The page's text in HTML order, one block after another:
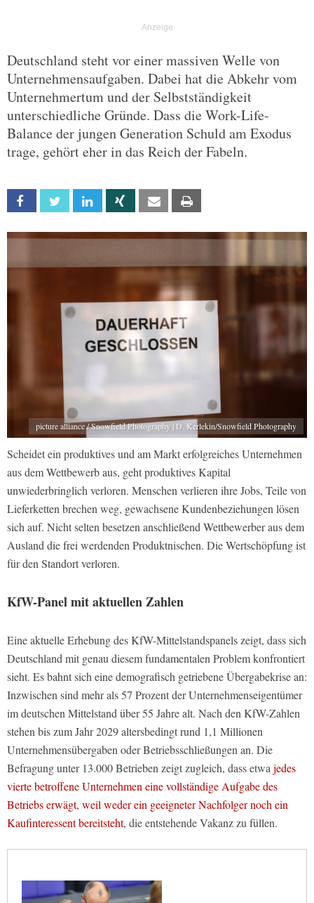
Deutschland steht vor einer massiven Welle von
Unternehmensaufgaben. Dabei hat die Abkehr vom
Unternehmertum und der Selbstständigkeit
unterschiedliche Gründe. Dass die Work-Life-
Balance der jungen Generation Schuld am Exodus
trage, gehört eher in das Reich der Fabeln.
Facebook Twitter Linkedin Xing Email
picture alliance / Snowfield Photography | D. Kerlekin/Snowfield Photography
Scheidet ein produktives und am Markt erfolgreiches Unternehmen
aus dem Wettbewerb aus, geht produktives Kapital
unwiederbringlich verloren. Menschen verlieren ihre Jobs, Teile von
Lieferketten brechen weg, gewachsene Kundenbeziehungen lösen
sich auf. Nicht selten besetzen anschließend Wettbewerber aus dem
Ausland die frei werdenden Produktnischen. Die Wertschöpfung ist
für den Standort verloren.
KfW-Panel mit aktuellen Zahlen
Eine aktuelle Erhebung des KfW-Mittelstandspanels zeigt, dass sich
Deutschland mit genau diesem fundamentalen Problem konfrontiert
sieht. Es bahnt sich eine demografisch getriebene Übergabekrise an:
Inzwischen sind mehr als 57 Prozent der Unternehmenseigentümer
im deutschen Mittelstand über 55 Jahre alt. Nach den KfW-Zahlen
stehen bis zum Jahr 2029 altersbedingt rund 1,1 Millionen
Unternehmensübergaben oder Betriebsschließungen an. Die
Befragung unter 13.000 Betrieben zeigt zugleich, dass etwa jedes
vierte betroffene Unternehmen eine vollständige Aufgabe des
Betriebs erwägt, weil weder ein geeigneter Nachfolger noch ein
Kaufinteressent bereitsteht, die entstehende Vakanz zu füllen.